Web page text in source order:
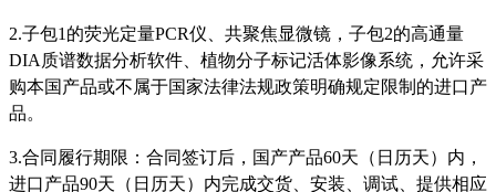
2.子包1的荧光定量PCR仪、共聚焦显微镜，子包2的高通量
DIA质谱数据分析软件、植物分子标记活体影像系统， 允许采
购本国产品或不属于国家法律法规政策明确规定限制的进口产
品。
3.合同履行期限：合同签订后，国产产品60天（日历天）内，
进口产品90天（日历天）内完成交货、安装、调试、提供相应